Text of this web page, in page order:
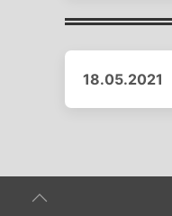
18.05.2021